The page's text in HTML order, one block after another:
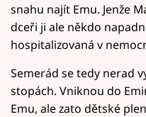
snahu najít Emu. Jenže
dceři ji ale někdo
hospitalizovaná v
Semerád se tedy nerad
stopách. Vniknou do
Emu, ale zato dětské